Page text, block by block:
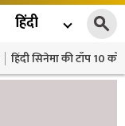
हिंदी
हिंदी सिनेमा की टॉप 10